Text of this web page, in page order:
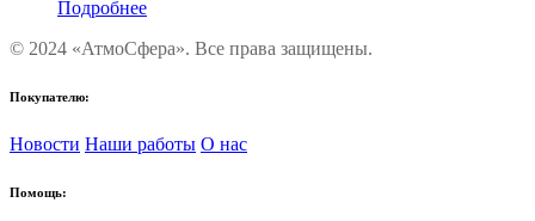
Подробнее
© 2024 «АтмоСфера». Все права защищены.
Покупателю:
Новости Наши работы О нас
Помощь: